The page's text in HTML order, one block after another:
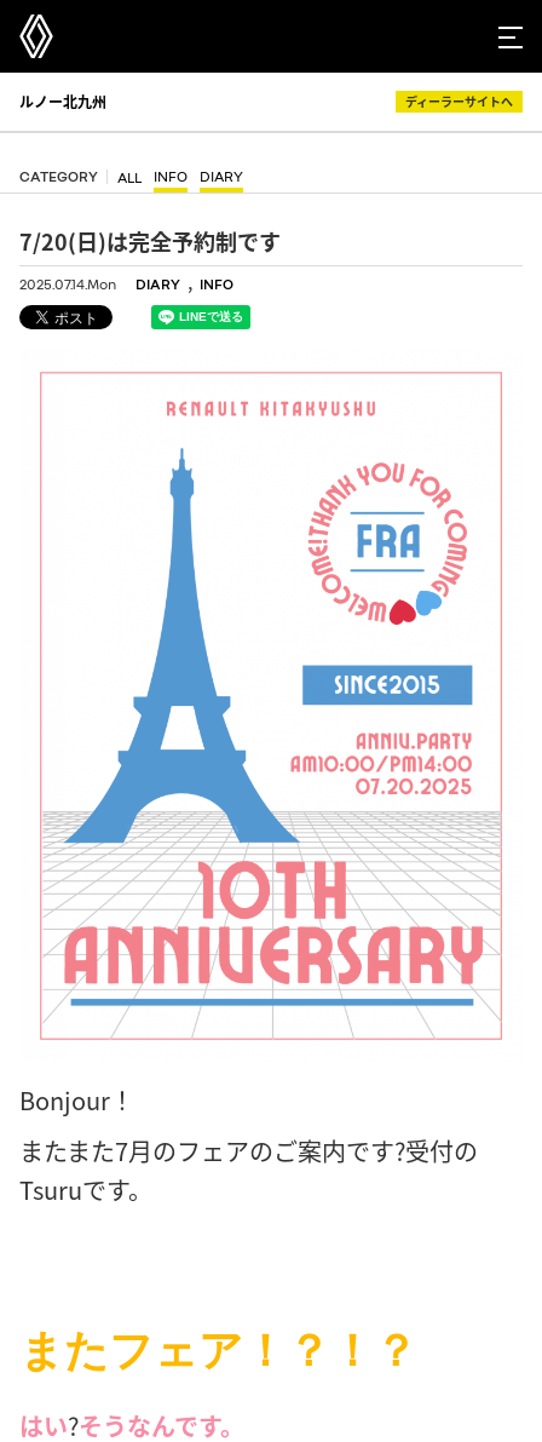
ルノー北九州 ディーラーサイトへ
CATEGORY ALL INFO DIARY
7/20(日)は完全予約制です
2025.07.14.Mon DIARY , INFO
Bonjour！
またまた7月のフェアのご案内です?受付の
Tsuruです。
またフェア！？！？
はい?そうなんです。